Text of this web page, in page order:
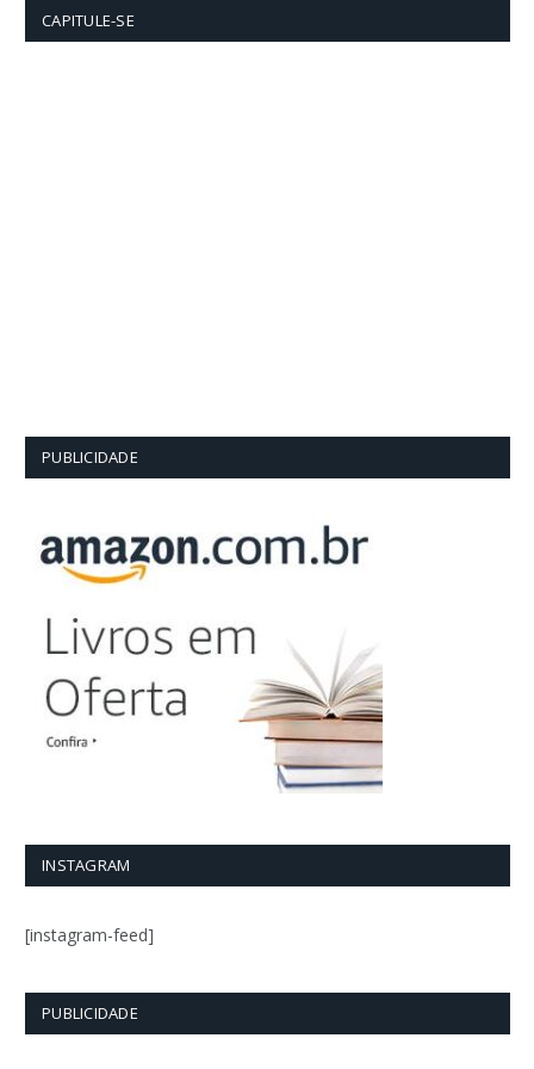
CAPITULE-SE
PUBLICIDADE
INSTAGRAM
[instagram-feed]
PUBLICIDADE